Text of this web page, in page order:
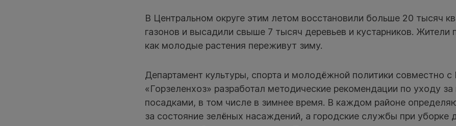
В Центральном округе этим летом восстановили больше 20 тысяч
газонов и высадили свыше 7 тысяч деревьев и кустарников. Жители
как молодые растения переживут зиму.
Департамент культуры, спорта и молодёжной политики совместно
«Горзеленхоз» разработал методические рекомендации по уходу
посадками, в том числе в зимнее время. В каждом районе
за состояние зелёных насаждений, а городские службы при